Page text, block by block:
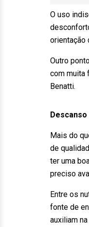
O uso
orientação
Outro
com muita
Benatti.
Mais do
de
ter uma
preciso
Entre os
fonte de
auxiliam